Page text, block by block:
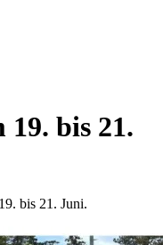
bis 21.
bis 21. Juni.